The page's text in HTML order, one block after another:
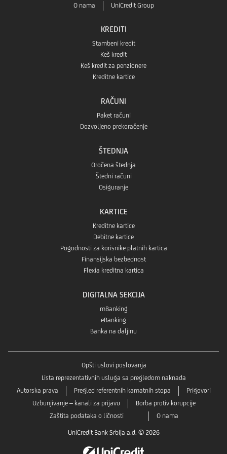
prodavnice
prodavnice
O nama UniCredit Group
KREDITI
Stambeni kredit
Keš kredit
Keš kredit za penzionere
Kreditne kartice
RAČUNI
Paket računi
Dozvoljeno prekoračenje
ŠTEDNJA
Oročena štednja
Štedni računi
Osiguranje
KARTICE
Kreditne kartice
Debitne kartice
Pogodnosti za korisnike platnih kartica
Finansijska bezbednost
Flexia kreditna kartica
DIGITALNA SEKCIJA
mBanking
eBanking
Banka na daljinu
Opšti uslovi poslovanja
Lista reprezentativnih usluga sa pregledom naknada
Autorska prava
Pregled referentnih kamatnih stopa
Prigovori
Uzbunjivanje – kanali za prijavu
Borba protiv korupcije
Zaštita podataka o ličnosti
O nama
UniCredit Bank Srbija a.d. © 2026